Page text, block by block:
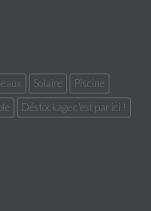
Solaire
Piscine
Déstockage c'est par ici !